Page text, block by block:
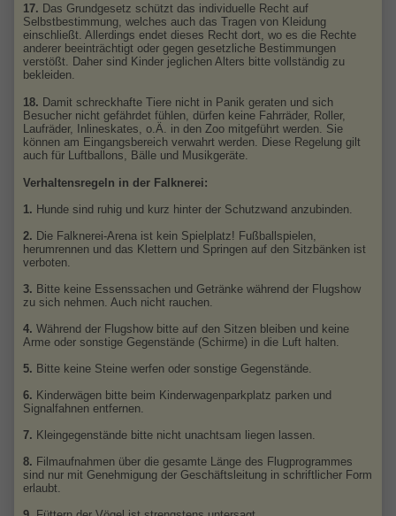
17. Das Grundgesetz schützt das individuelle Recht auf
Selbstbestimmung, welches auch das Tragen von Kleidung
einschließt. Allerdings endet dieses Recht dort, wo es die Rechte
anderer beeinträchtigt oder gegen gesetzliche Bestimmungen
verstößt. Daher sind Kinder jeglichen Alters bitte vollständig zu
bekleiden.
18. Damit schreckhafte Tiere nicht in Panik geraten und sich
Besucher nicht gefährdet fühlen, dürfen keine Fahrräder, Roller,
Laufräder, Inlineskates, o.Ä. in den Zoo mitgeführt werden. Sie
können am Eingangsbereich verwahrt werden. Diese Regelung gilt
auch für Luftballons, Bälle und Musikgeräte.
Verhaltensregeln in der Falknerei:
1. Hunde sind ruhig und kurz hinter der Schutzwand anzubinden.
2. Die Falknerei-Arena ist kein Spielplatz! Fußballspielen,
herumrennen und das Klettern und Springen auf den Sitzbänken ist
verboten.
3. Bitte keine Essenssachen und Getränke während der Flugshow
zu sich nehmen. Auch nicht rauchen.
4. Während der Flugshow bitte auf den Sitzen bleiben und keine
Arme oder sonstige Gegenstände (Schirme) in die Luft halten.
5. Bitte keine Steine werfen oder sonstige Gegenstände.
6. Kinderwägen bitte beim Kinderwagenparkplatz parken und
Signalfahnen entfernen.
7. Kleingegenstände bitte nicht unachtsam liegen lassen.
8. Filmaufnahmen über die gesamte Länge des Flugprogrammes
sind nur mit Genehmigung der Geschäftsleitung in schriftlicher Form
erlaubt.